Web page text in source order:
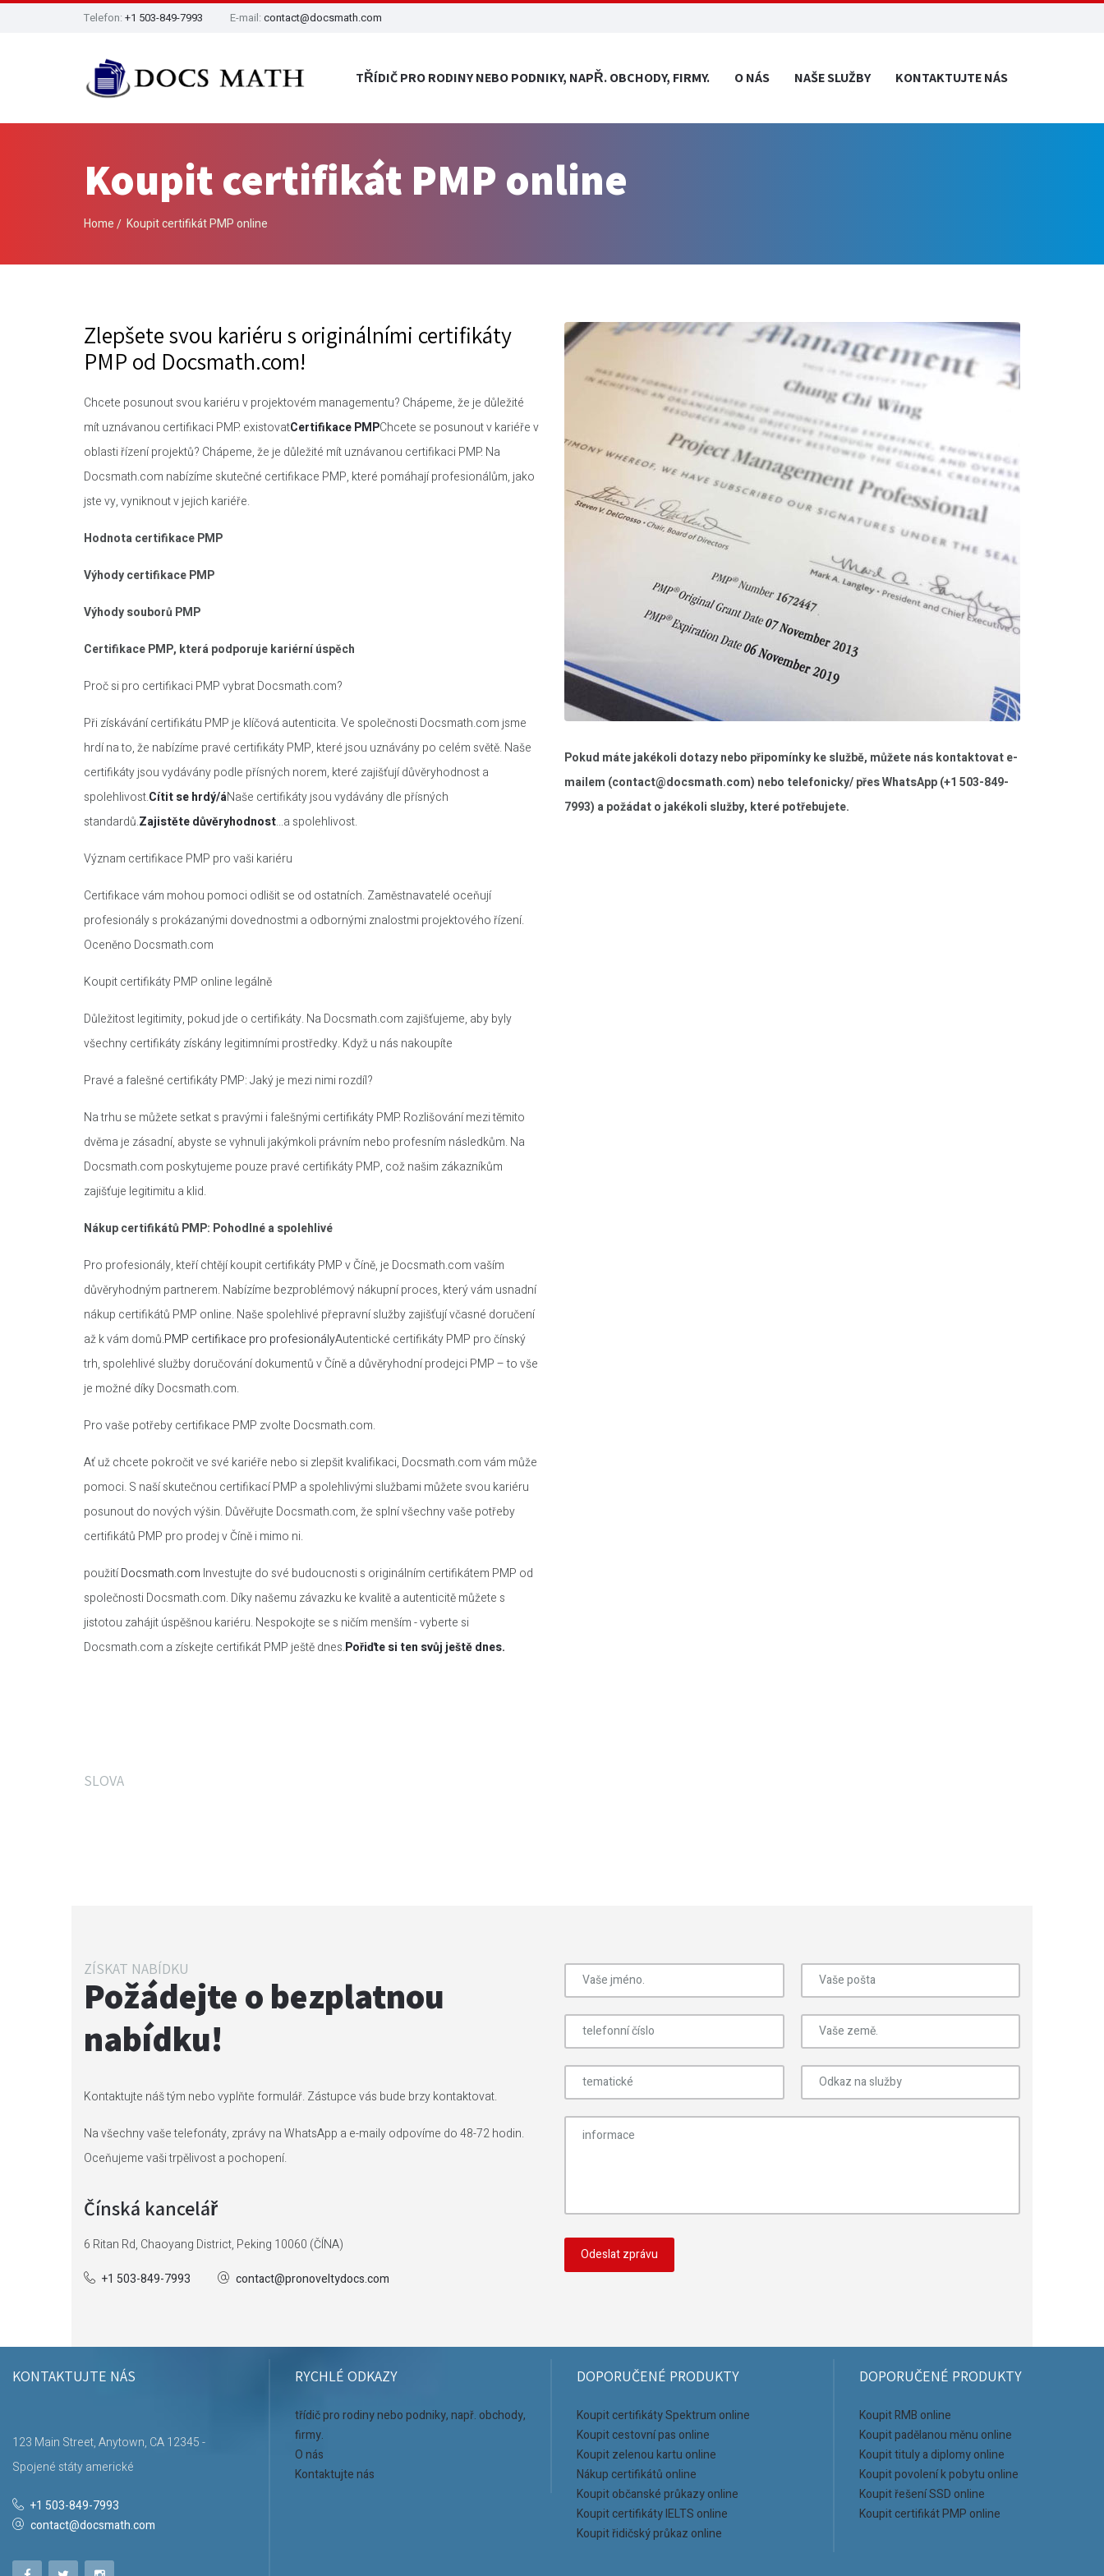
Telefon: +1 503-849-7993 E-mail: contact@docsmath.com
TŘÍDIČ PRO RODINY NEBO PODNIKY, NAPŘ. OBCHODY, FIRMY. O NÁS NAŠE SLUŽBY KONTAKTUJTE NÁS
Koupit certifikát PMP online
Home Koupit certifikát PMP online
Zlepšete svou kariéru s originálními certifikáty
PMP od Docsmath.com!
Chcete posunout svou kariéru v projektovém managementu? Chápeme, že je důležité
mít uznávanou certifikaci PMP. existovatCertifikace PMPChcete se posunout v kariéře v
oblasti řízení projektů? Chápeme, že je důležité mít uznávanou certifikaci PMP. Na
Docsmath.com nabízíme skutečné certifikace PMP, které pomáhají profesionálům, jako
jste vy, vyniknout v jejich kariéře.
Hodnota certifikace PMP
Výhody certifikace PMP
Výhody souborů PMP
Certifikace PMP, která podporuje kariérní úspěch
Proč si pro certifikaci PMP vybrat Docsmath.com?
Při získávání certifikátu PMP je klíčová autenticita. Ve společnosti Docsmath.com jsme
hrdí na to, že nabízíme pravé certifikáty PMP, které jsou uznávány po celém světě. Naše
certifikáty jsou vydávány podle přísných norem, které zajišťují důvěryhodnost a
spolehlivost.Cítit se hrdý/áNaše certifikáty jsou vydávány dle přísných
standardů.Zajistěte důvěryhodnost...a spolehlivost.
Význam certifikace PMP pro vaši kariéru
Certifikace vám mohou pomoci odlišit se od ostatních. Zaměstnavatelé oceňují
profesionály s prokázanými dovednostmi a odbornými znalostmi projektového řízení.
Oceněno Docsmath.com
Koupit certifikáty PMP online legálně
Důležitost legitimity, pokud jde o certifikáty. Na Docsmath.com zajišťujeme, aby byly
všechny certifikáty získány legitimními prostředky. Když u nás nakoupíte
Pravé a falešné certifikáty PMP: Jaký je mezi nimi rozdíl?
Na trhu se můžete setkat s pravými i falešnými certifikáty PMP. Rozlišování mezi těmito
dvěma je zásadní, abyste se vyhnuli jakýmkoli právním nebo profesním následkům. Na
Docsmath.com poskytujeme pouze pravé certifikáty PMP, což našim zákazníkům
zajišťuje legitimitu a klid.
Nákup certifikátů PMP: Pohodlné a spolehlivé
Pro profesionály, kteří chtějí koupit certifikáty PMP v Číně, je Docsmath.com vaším
důvěryhodným partnerem. Nabízíme bezproblémový nákupní proces, který vám usnadní
nákup certifikátů PMP online. Naše spolehlivé přepravní služby zajišťují včasné doručení
až k vám domů.PMP certifikace pro profesionályAutentické certifikáty PMP pro čínský
trh, spolehlivé služby doručování dokumentů v Číně a důvěryhodní prodejci PMP – to vše
je možné díky Docsmath.com.
Pro vaše potřeby certifikace PMP zvolte Docsmath.com.
Ať už chcete pokročit ve své kariéře nebo si zlepšit kvalifikaci, Docsmath.com vám může
pomoci. S naší skutečnou certifikací PMP a spolehlivými službami můžete svou kariéru
posunout do nových výšin. Důvěřujte Docsmath.com, že splní všechny vaše potřeby
certifikátů PMP pro prodej v Číně i mimo ni.
použitíDocsmath.com Investujte do své budoucnosti s originálním certifikátem PMP od
společnosti Docsmath.com. Díky našemu závazku ke kvalitě a autenticitě můžete s
jistotou zahájit úspěšnou kariéru. Nespokojte se s ničím menším - vyberte si
Docsmath.com a získejte certifikát PMP ještě dnes.Pořiďte si ten svůj ještě dnes.
Pokud máte jakékoli dotazy nebo připomínky ke službě, můžete nás kontaktovat e-
mailem (contact@docsmath.com) nebo telefonicky/ přes WhatsApp (+1 503-849-
7993) a požádat o jakékoli služby, které potřebujete.
SLOVA
ZÍSKAT NABÍDKU
Požádejte o bezplatnou
nabídku!
Kontaktujte náš tým nebo vyplňte formulář. Zástupce vás bude brzy kontaktovat.
Na všechny vaše telefonáty, zprávy na WhatsApp a e-maily odpovíme do 48-72 hodin.
Oceňujeme vaši trpělivost a pochopení.
Čínská kancelář
6 Ritan Rd, Chaoyang District, Peking 10060 (ČÍNA)
+1 503-849-7993
contact@pronoveltydocs.com
KONTAKTUJTE NÁS
123 Main Street, Anytown, CA 12345 -
Spojené státy americké
+1 503-849-7993
contact@docsmath.com
RYCHLÉ ODKAZY
třídič pro rodiny nebo podniky, např. obchody,
firmy.
O nás
Kontaktujte nás
DOPORUČENÉ PRODUKTY
Koupit certifikáty Spektrum online
Koupit cestovní pas online
Koupit zelenou kartu online
Nákup certifikátů online
Koupit občanské průkazy online
Koupit certifikáty IELTS online
Koupit řidičský průkaz online
DOPORUČENÉ PRODUKTY
Koupit RMB online
Koupit padělanou měnu online
Koupit tituly a diplomy online
Koupit povolení k pobytu online
Koupit řešení SSD online
Koupit certifikát PMP online